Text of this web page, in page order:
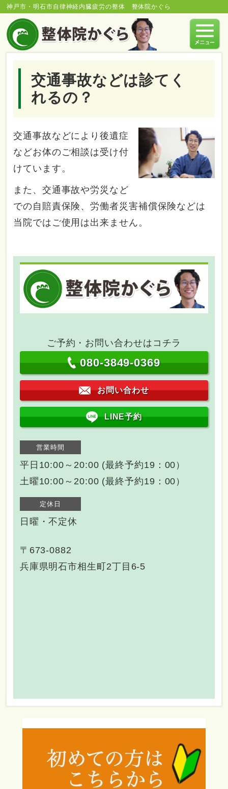
神戸市・明石市自律神経内臓疲労の整体 整体院かぐら
交通事故などは診てく
れるの？
交通事故などにより後遺症
などお体のご相談は受け付
けています。
また、交通事故や労災など
での自賠責保険、労働者災害補償保険などは
当院ではご使用は出来ません。
ご予約・お問い合わせはコチラ
080-3849-0369
お問い合わせ
LINE予約
営業時間
平日10:00～20:00 (最終予約19：00）
土曜10:00～20:00 (最終予約19：00）
定休日
日曜・不定休
〒673-0882
兵庫県明石市相生町2丁目6-5